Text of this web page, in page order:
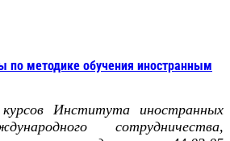
по методике обучения иностранным
Института иностранных
сотрудничества,